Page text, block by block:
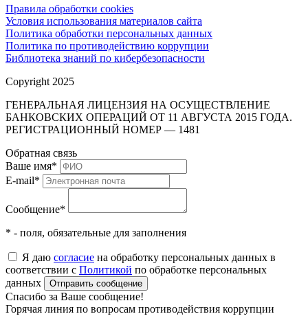
Правила обработки cookies
Условия использования материалов сайта
Политика обработки персональных данных
Политика по противодействию коррупции
Библиотека знаний по кибербезопасности
Copyright 2025
ГЕНЕРАЛЬНАЯ ЛИЦЕНЗИЯ НА ОСУЩЕСТВЛЕНИЕ
БАНКОВСКИХ ОПЕРАЦИЙ ОТ 11 АВГУСТА 2015 ГОДА.
РЕГИСТРАЦИОННЫЙ НОМЕР — 1481
Обратная связь
Ваше имя*
E-mail*
Сообщение*
* - поля, обязательные для заполнения
Я даю согласие на обработку персональных данных в
соответствии с Политикой по обработке персональных
данных
Отправить сообщение
Спасибо за Ваше сообщение!
Горячая линия по вопросам противодействия коррупции